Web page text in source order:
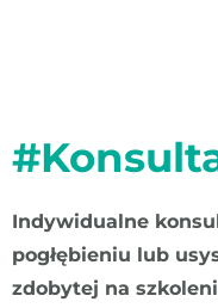
Indywidualne
pogłębieniu lub
zdobytej na